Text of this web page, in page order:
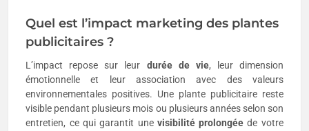
Quel est l’impact marketing des plantes
publicitaires ?
L’impact repose sur leur durée de vie, leur dimension
émotionnelle et leur association avec des valeurs
environnementales positives. Une plante publicitaire reste
visible pendant plusieurs mois ou plusieurs années selon son
entretien, ce qui garantit une visibilité prolongée de votre